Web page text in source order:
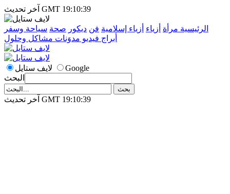
آخر تحديث GMT 19:10:39
الرئيسية مرأة أزياء أزياء إسلامية فن ديكور صحة سياحة وسفر
أبراج فيديو مدوَنات مشاكل وحلول
لايف ستايل
Google
البحث
آخر تحديث GMT 19:10:39